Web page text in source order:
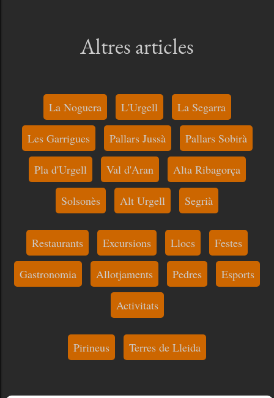
Altres articles
La Noguera L'Urgell La Segarra
Les Garrigues Pallars Jussà Pallars Sobirà
Pla d'Urgell Val d'Aran Alta Ribagorça
Solsonès Alt Urgell Segrià
Restaurants Excursions Llocs Festes
Gastronomia Allotjaments Pedres Esports
Activitats
Pirineus Terres de Lleida